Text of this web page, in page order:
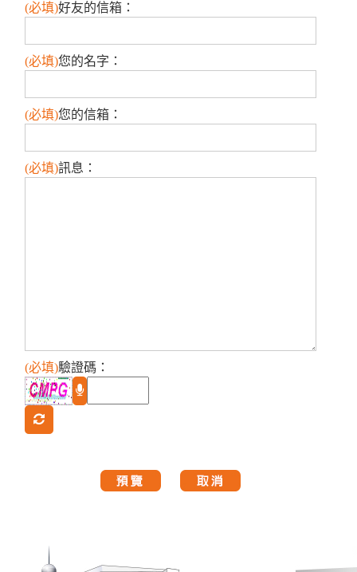
(必填)好友的信箱 ：
(必填)您的名字 ：
(必填)您的信箱 ：
(必填)訊息 ：
(必填)驗證碼 ：